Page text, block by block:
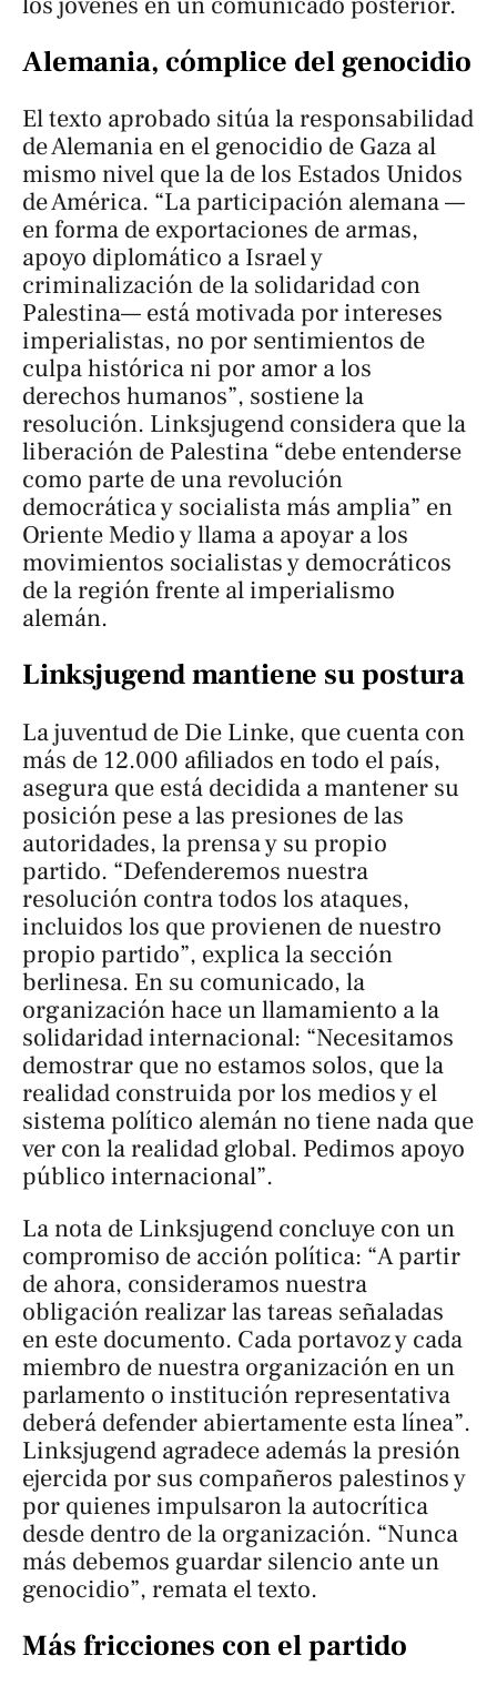
Alemania, cómplice del genocidio
El texto aprobado sitúa la responsabilidad
de Alemania en el genocidio de Gaza al
mismo nivel que la de los Estados Unidos
de América. “La participación alemana —
en forma de exportaciones de armas,
apoyo diplomático a Israel y
criminalización de la solidaridad con
Palestina— está motivada por intereses
imperialistas, no por sentimientos de
culpa histórica ni por amor a los
derechos humanos”, sostiene la
resolución. Linksjugend considera que la
liberación de Palestina “debe entenderse
como parte de una revolución
democrática y socialista más amplia” en
Oriente Medio y llama a apoyar a los
movimientos socialistas y democráticos
de la región frente al imperialismo
alemán.
Linksjugend mantiene su postura
La juventud de Die Linke, que cuenta con
más de 12.000 afiliados en todo el país,
asegura que está decidida a mantener su
posición pese a las presiones de las
autoridades, la prensa y su propio
partido. “Defenderemos nuestra
resolución contra todos los ataques,
incluidos los que provienen de nuestro
propio partido”, explica la sección
berlinesa. En su comunicado, la
organización hace un llamamiento a la
solidaridad internacional: “Necesitamos
demostrar que no estamos solos, que la
realidad construida por los medios y el
sistema político alemán no tiene nada que
ver con la realidad global. Pedimos apoyo
público internacional”.
La nota de Linksjugend concluye con un
compromiso de acción política: “A partir
de ahora, consideramos nuestra
obligación realizar las tareas señaladas
en este documento. Cada portavoz y cada
miembro de nuestra organización en un
parlamento o institución representativa
deberá defender abiertamente esta línea”.
Linksjugend agradece además la presión
ejercida por sus compañeros palestinos y
por quienes impulsaron la autocrítica
desde dentro de la organización. “Nunca
más debemos guardar silencio ante un
genocidio”, remata el texto.
Más fricciones con el partido